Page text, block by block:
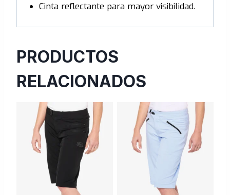
Cinta reflectante para mayor visibilidad.
PRODUCTOS
RELACIONADOS